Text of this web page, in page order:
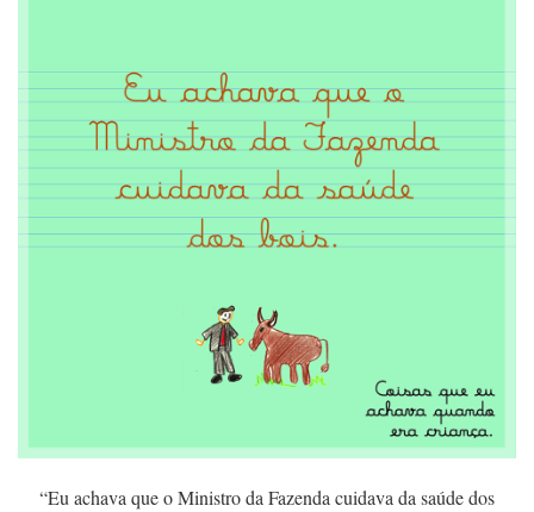
“Eu achava que o Ministro da Fazenda cuidava da saúde dos